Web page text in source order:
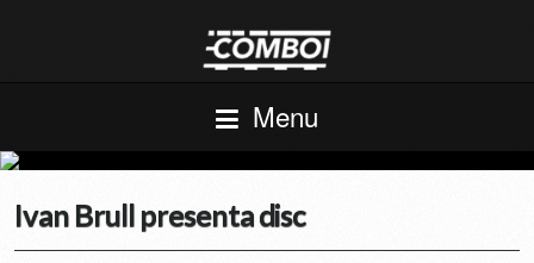
Menu
Ivan Brull presenta disc